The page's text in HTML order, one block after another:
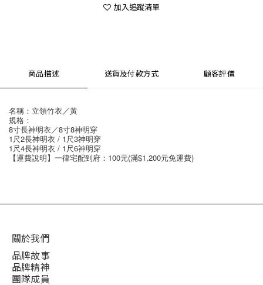
加入追蹤清單
商品描述 送貨及付款方式 顧客評價
名稱：立領竹衣／黃
規格：
8寸長神明衣／8寸8神明穿
1尺2長神明衣 / 1尺3神明穿
1尺4長神明衣 / 1尺6神明穿
【運費說明】一律宅配到府：100元(滿$1,200元免運費)
關於我們
品牌故事
品牌精神
團隊成員